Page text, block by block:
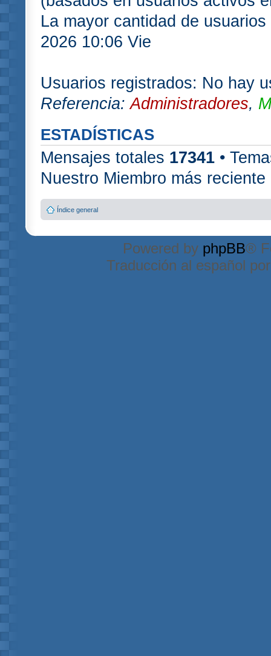
La mayor cantidad de
2026 10:06 Vie
Usuarios registrados: No hay
Referencia:Administradores,
ESTADÍSTICAS
Mensajes totales 17341 •
Nuestro Miembro más
Índice general
Powered by phpBB®
Traducción al español